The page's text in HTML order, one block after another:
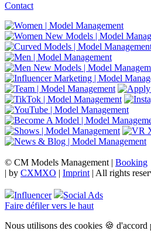
Contact
© CM Models Management | Booking
| by CXMXO | Imprint | All rights
Influencer
Social Ads
Faire défiler vers le haut
Nous utilisons des cookies 🍪 d'accord